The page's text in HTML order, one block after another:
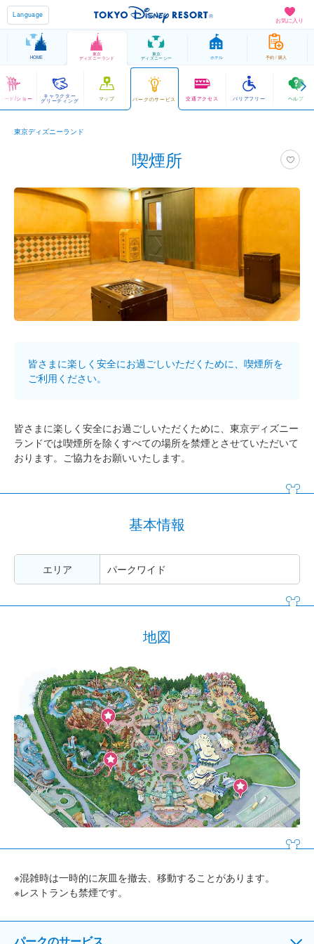
お気に入り
Language
HOME
東京
ディズニーランド
東京
ディズニーシー ホテル 予約 / 購入
ード/ショー キャラクター
グリーティング マップ パークのサービス 交通アクセス バリアフリー ヘルプ
東京ディズニーランド
喫煙所
皆さまに楽しく安全にお過ごしいただくために、喫煙所を
ご利用ください。
皆さまに楽しく安全にお過ごしいただくために、東京ディズニー
ランドでは喫煙所を除くすべての場所を禁煙とさせていただいて
おります。ご協力をお願いいたします。
基本情報
エリア パークワイド
地図
※混雑時は一時的に灰皿を撤去、移動することがあります。
※レストランも禁煙です。